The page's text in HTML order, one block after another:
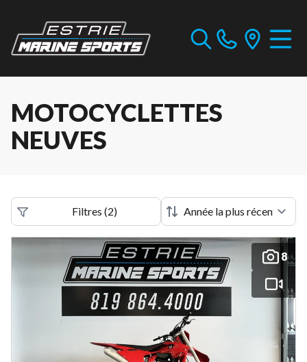
MOTOCYCLETTES
NEUVES
Filtres (2)
8